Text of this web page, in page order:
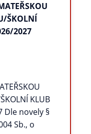
ŠKOLNÍ
2027
KLUB
Dle novely §
Sb., o